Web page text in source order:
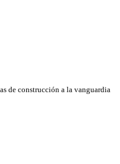
de construcción a la vanguardia